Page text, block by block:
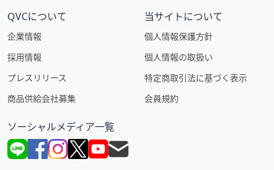
QVCについて
企業情報
採用情報
プレスリリース
商品供給会社募集
当サイトについて
個人情報保護方針
個人情報の取扱い
特定商取引法に基づく表示
会員規約
ソーシャルメディア一覧